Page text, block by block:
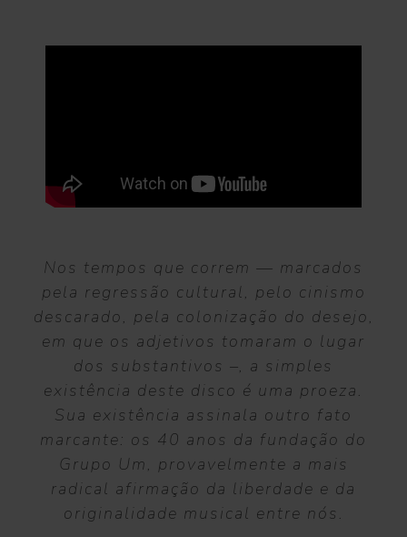
Nos tempos que correm — marcados
pela regressão cultural, pelo cinismo
descarado, pela colonização do desejo,
em que os adjetivos tomaram o lugar
dos substantivos –, a simples
existência deste disco é uma proeza.
Sua existência assinala outro fato
marcante: os 40 anos da fundação do
Grupo Um, provavelmente a mais
radical afirmação da liberdade e da
originalidade musical entre nós.